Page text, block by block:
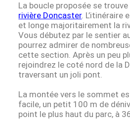
La boucle proposée se trouve
rivière Doncaster. L’itinéraire
et longe majoritairement la
Vous débutez par le sentier
pourrez admirer de
cette section. Après un peu
rejoindrez le coté nord de la
traversant un joli pont.
La montée vers le sommet
facile, un petit 100 m de
point le plus haut du parc, à